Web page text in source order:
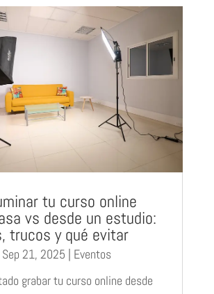
tu curso online
vs desde un estudio:
trucos y qué evitar
Sep 21, 2025 | Eventos
grabar tu curso online desde